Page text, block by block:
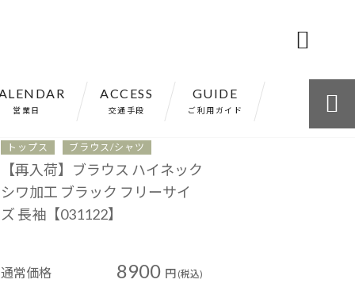
営業日
ACCESS
交通手段
GUIDE
ご利用ガイド

トップス ブラウス/シャツ
【再入荷】ブラウス ハイネック
シワ加工 ブラック フリーサイ
ズ 長袖【031122】
通常価格 8900 円 (税込)
